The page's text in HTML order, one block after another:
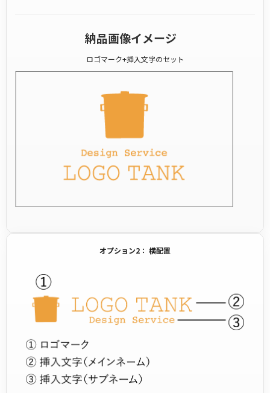
納品画像イメージ
ロゴマーク+挿入文字のセット
オプション2： 横配置